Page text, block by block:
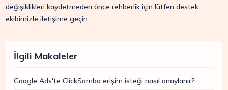
değişiklikleri kaydetmeden önce rehberlik için lütfen destek
ekibimizle iletişime geçin.
İlgili Makaleler
Google Ads'te ClickSambo erişim isteği nasıl onaylanır?